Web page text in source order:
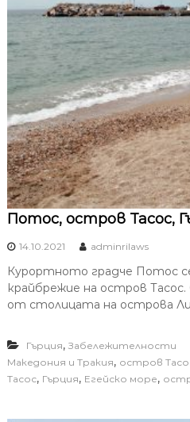
Потос, остров Тасос,
14.10.2021 adminrilaws
Курортното градче Потос
крайбрежие на остров
от столицата на острова
Гърция, Забележителности
Македония и Тракия, остров
Тасос, Гърция, Егейско море,